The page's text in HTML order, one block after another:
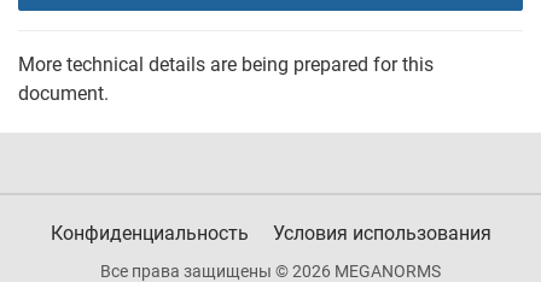
More technical details are being prepared for this
document.
Конфиденциальность Условия использования
Все права защищены © 2026 MEGANORMS